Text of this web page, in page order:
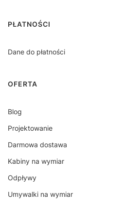
PŁATNOŚCI
Dane do płatności
OFERTA
Blog
Projektowanie
Darmowa dostawa
Kabiny na wymiar
Odpływy
Umywalki na wymiar